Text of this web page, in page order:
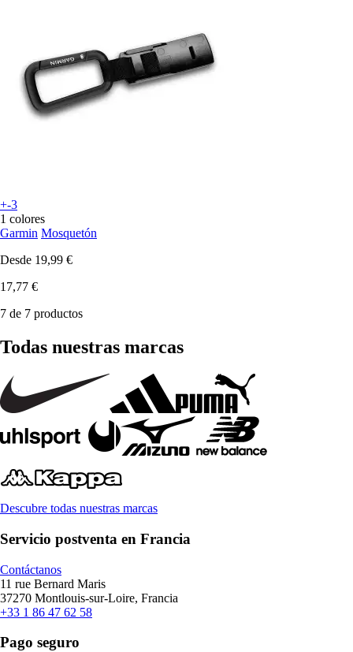
+-3
1 colores
Garmin Mosquetón
Desde 19,99 €
17,77 €
7 de 7 productos
Todas nuestras marcas
Descubre todas nuestras marcas
Servicio postventa en Francia
Contáctanos
11 rue Bernard Maris
37270 Montlouis-sur-Loire, Francia
+33 1 86 47 62 58
Pago seguro